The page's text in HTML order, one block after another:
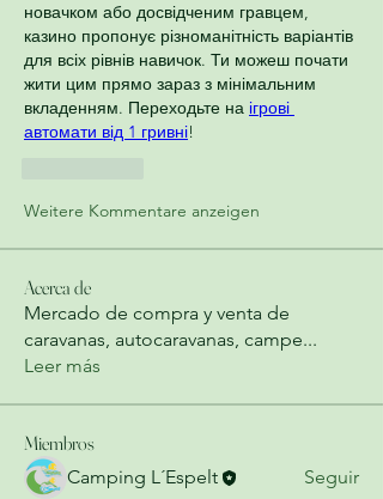
новачком або досвідченим гравцем,
казино пропонує різноманітність варіантів
для всіх рівнів навичок. Ти можеш почати
жити цим прямо зараз з мінімальним
вкладенням. Переходьте на ігрові
автомати від 1 гривні!
Weitere Kommentare anzeigen
Acerca de
Mercado de compra y venta de
caravanas, autocaravanas, campe...
Leer más
Miembros
Camping L´Espelt
Seguir